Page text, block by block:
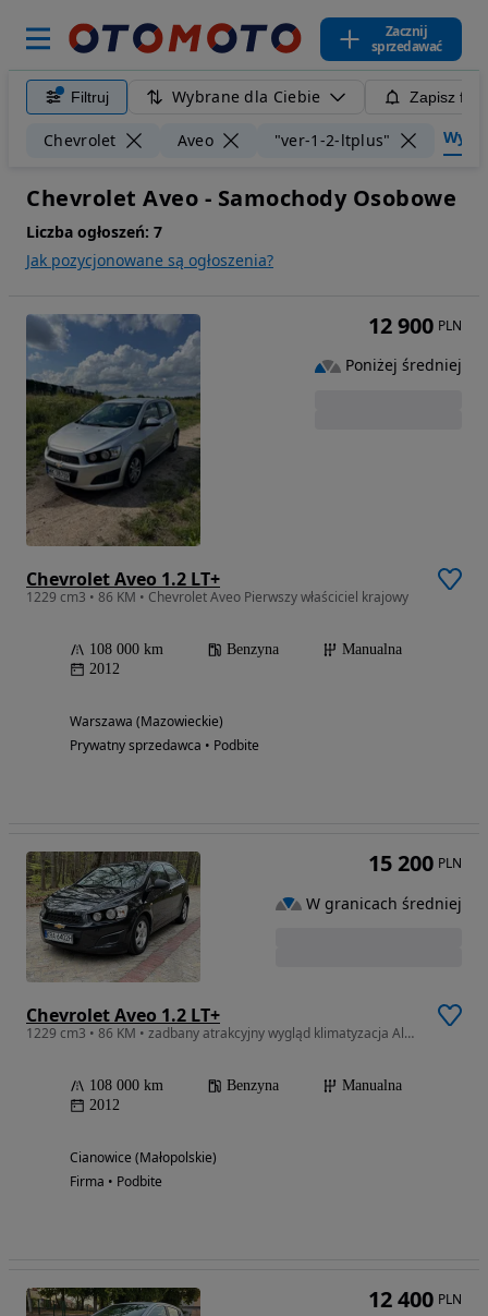
Zacznij
sprzedawać
Filtruj Wybrane dla Ciebie Zapisz
Chevrolet Aveo "ver-1-2-ltplus"
Chevrolet Aveo - Samochody Osobowe
Liczba ogłoszeń: 7
Jak pozycjonowane są ogłoszenia?
Chevrolet Aveo 1.2 LT+
1229 cm3 • 86 KM • Chevrolet Aveo Pierwszy właściciel krajowy
108 000 km Benzyna
Manualna
2012
Warszawa (Mazowieckie)
Prywatny sprzedawca • Podbite
12 900 PLN
Poniżej średniej
Chevrolet Aveo 1.2 LT+
1229 cm3 • 86 KM • zadbany atrakcyjny wygląd klimatyzacja Alufelgi niski przebieg
108 000 km Benzyna
Manualna
2012
Cianowice (Małopolskie)
Firma • Podbite
15 200 PLN
W granicach średniej
12 400 PLN